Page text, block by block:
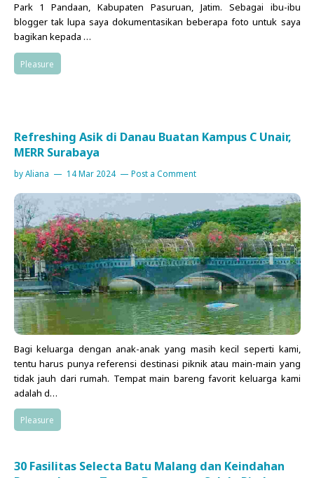
Park 1 Pandaan, Kabupaten Pasuruan, Jatim. Sebagai ibu-ibu
blogger tak lupa saya dokumentasikan beberapa foto untuk saya
bagikan kepada …
Pleasure
Refreshing Asik di Danau Buatan Kampus C Unair,
MERR Surabaya
byAliana 14 Mar 2024 Post a Comment
Bagi keluarga dengan anak-anak yang masih kecil seperti kami,
tentu harus punya referensi destinasi piknik atau main-main yang
tidak jauh dari rumah. Tempat main bareng favorit keluarga kami
adalah d…
Pleasure
30 Fasilitas Selecta Batu Malang dan Keindahan